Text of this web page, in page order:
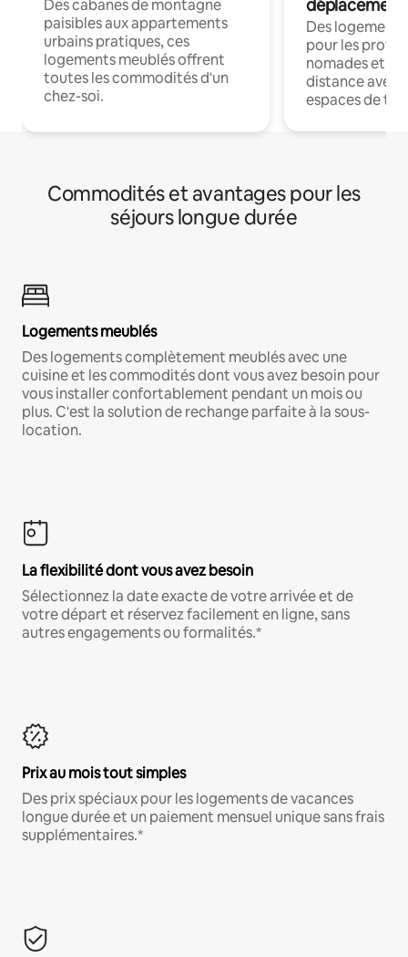
Des cabanes de montagne
paisibles aux appartements
urbains pratiques, ces
logements meublés offrent
toutes les commodités d'un
chez-soi.
déplacement
Des
pour les
nomades et
distance avec
espaces de
Commodités et avantages pour les
séjours longue durée
Logements meublés
Des logements complètement meublés avec une
cuisine et les commodités dont vous avez besoin pour
vous installer confortablement pendant un mois ou
plus. C'est la solution de rechange parfaite à la sous-
location.
La flexibilité dont vous avez besoin
Sélectionnez la date exacte de votre arrivée et de
votre départ et réservez facilement en ligne, sans
autres engagements ou formalités.*
Prix au mois tout simples
Des prix spéciaux pour les logements de vacances
longue durée et un paiement mensuel unique sans frais
supplémentaires.*